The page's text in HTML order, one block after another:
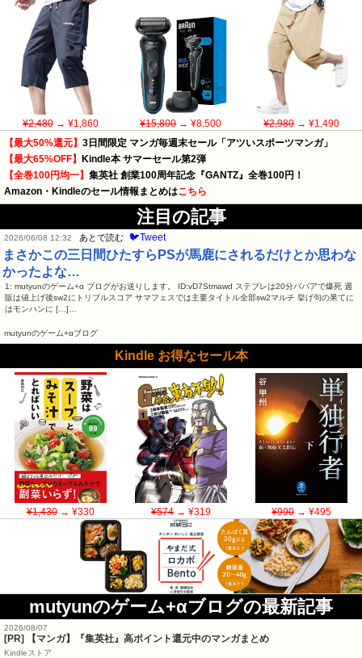
¥2,480→ ¥1,860 ¥15,800→ ¥8,500 ¥2,980→ ¥1,490
【最大50%還元】 3日間限定 マンガ毎週末セール「アツいスポーツマンガ」
【最大65%OFF】 Kindle本 サマーセール第2弾
【全巻100円均一】 集英社 創業100周年記念『GANTZ』全巻100円！
Amazon・Kindleのセール情報まとめはこちら
注目の記事
2026/06/08 12:32 あとで読む 🐦Tweet
まさかこの三日間ひたすらPSが馬鹿にされるだけとか思わな
かったよな…
1: mutyunのゲーム+α ブログがお送りします。 ID:vD7Stmawd ステプレは20分ババアで爆死 週
販は値上げ後sw2にトリプルスコア サマフェスでは主要タイトル全部sw2マルチ 挙げ句の果てに
はモンハンに […]…
mutyunのゲーム+αブログ
Kindle お得なセール本
¥1,430→ ¥330 ¥574→ ¥319 ¥990→ ¥495
mutyunのゲーム+αブログの最新記事
2026/08/07
[PR] 【マンガ】『集英社』高ポイント還元中のマンガまとめ
Kindleストア